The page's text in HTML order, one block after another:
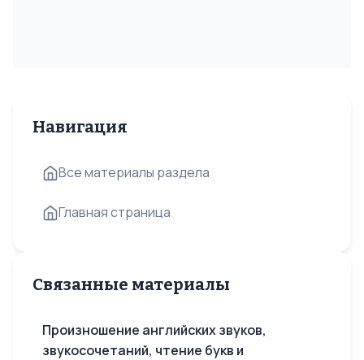
Навигация
Все материалы раздела
Главная страница
Связанные материалы
Произношение английских звуков,
звукосочетаний, чтение букв и